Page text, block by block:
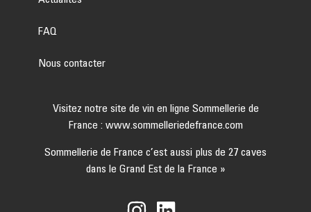
FAQ
Nous contacter
Visitez notre site de vin en ligne Sommellerie de
France : www.sommelleriedefrance.com
Sommellerie de France c’est aussi plus de 27 caves
dans le Grand Est de la France »